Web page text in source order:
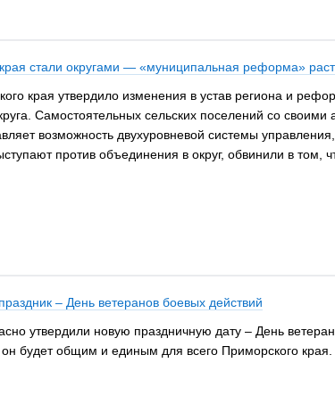
стали округами — «муниципальная реформа»
края утвердило изменения в устав региона и
Самостоятельных сельских поселений со
возможность двухуровневой системы
против объединения в округ, обвинили в том,
– День ветеранов боевых действий
утвердили новую праздничную дату – День
будет общим и единым для всего Приморского